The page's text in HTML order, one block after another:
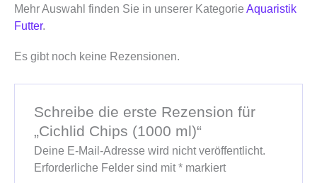
Mehr Auswahl finden Sie in unserer Kategorie Aquaristik
Futter.
Es gibt noch keine Rezensionen.
Schreibe die erste Rezension für
„Cichlid Chips (1000 ml)“
Deine E-Mail-Adresse wird nicht veröffentlicht.
Erforderliche Felder sind mit*markiert